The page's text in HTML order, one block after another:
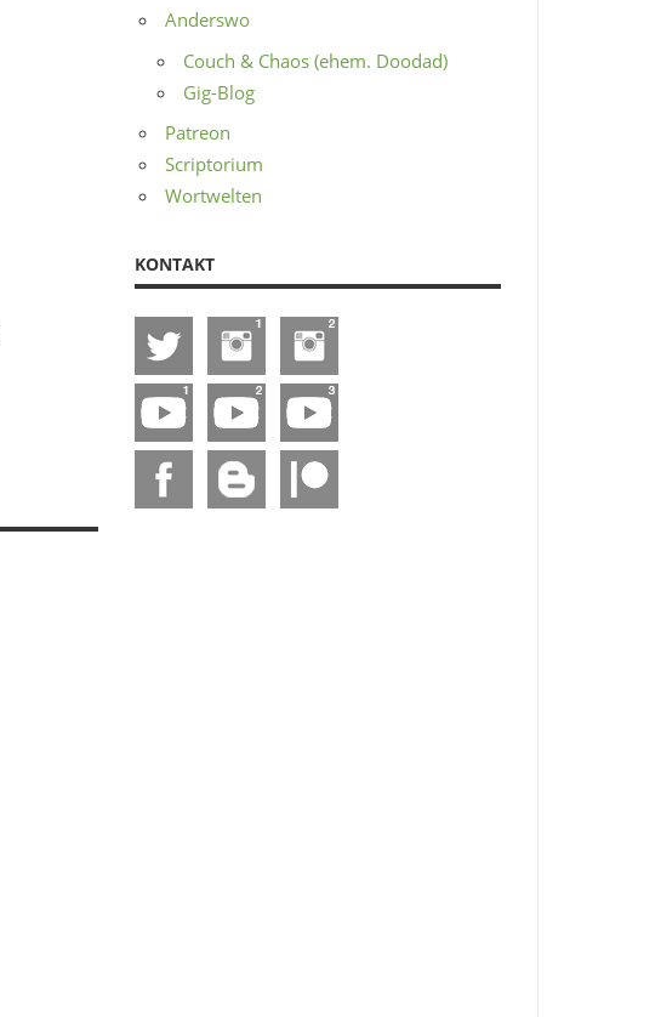
Anderswo
Couch & Chaos (ehem. Doodad)
Gig-Blog
Patreon
Scriptorium
Wortwelten
KONTAKT